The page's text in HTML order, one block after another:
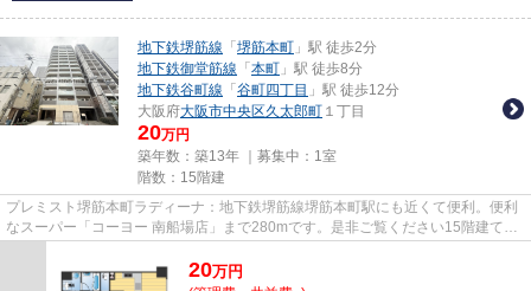
地下鉄堺筋線 「 堺筋本町 」駅 徒歩2分
地下鉄御堂筋線 「 本町 」駅 徒歩8分
地下鉄谷町線 「 谷町四丁目 」駅 徒歩12分
大阪府大阪市中央区久太郎町 １丁目
20万円
築年数：築13年 ｜募集中： 1室
階数：15階建
プレミスト堺筋本町ラディーナ：地下鉄堺筋線堺筋本町駅にも近くて便利。便利
なスーパー「コーヨー 南船場店」まで280mです。是非ご覧ください15階建ての
20万円